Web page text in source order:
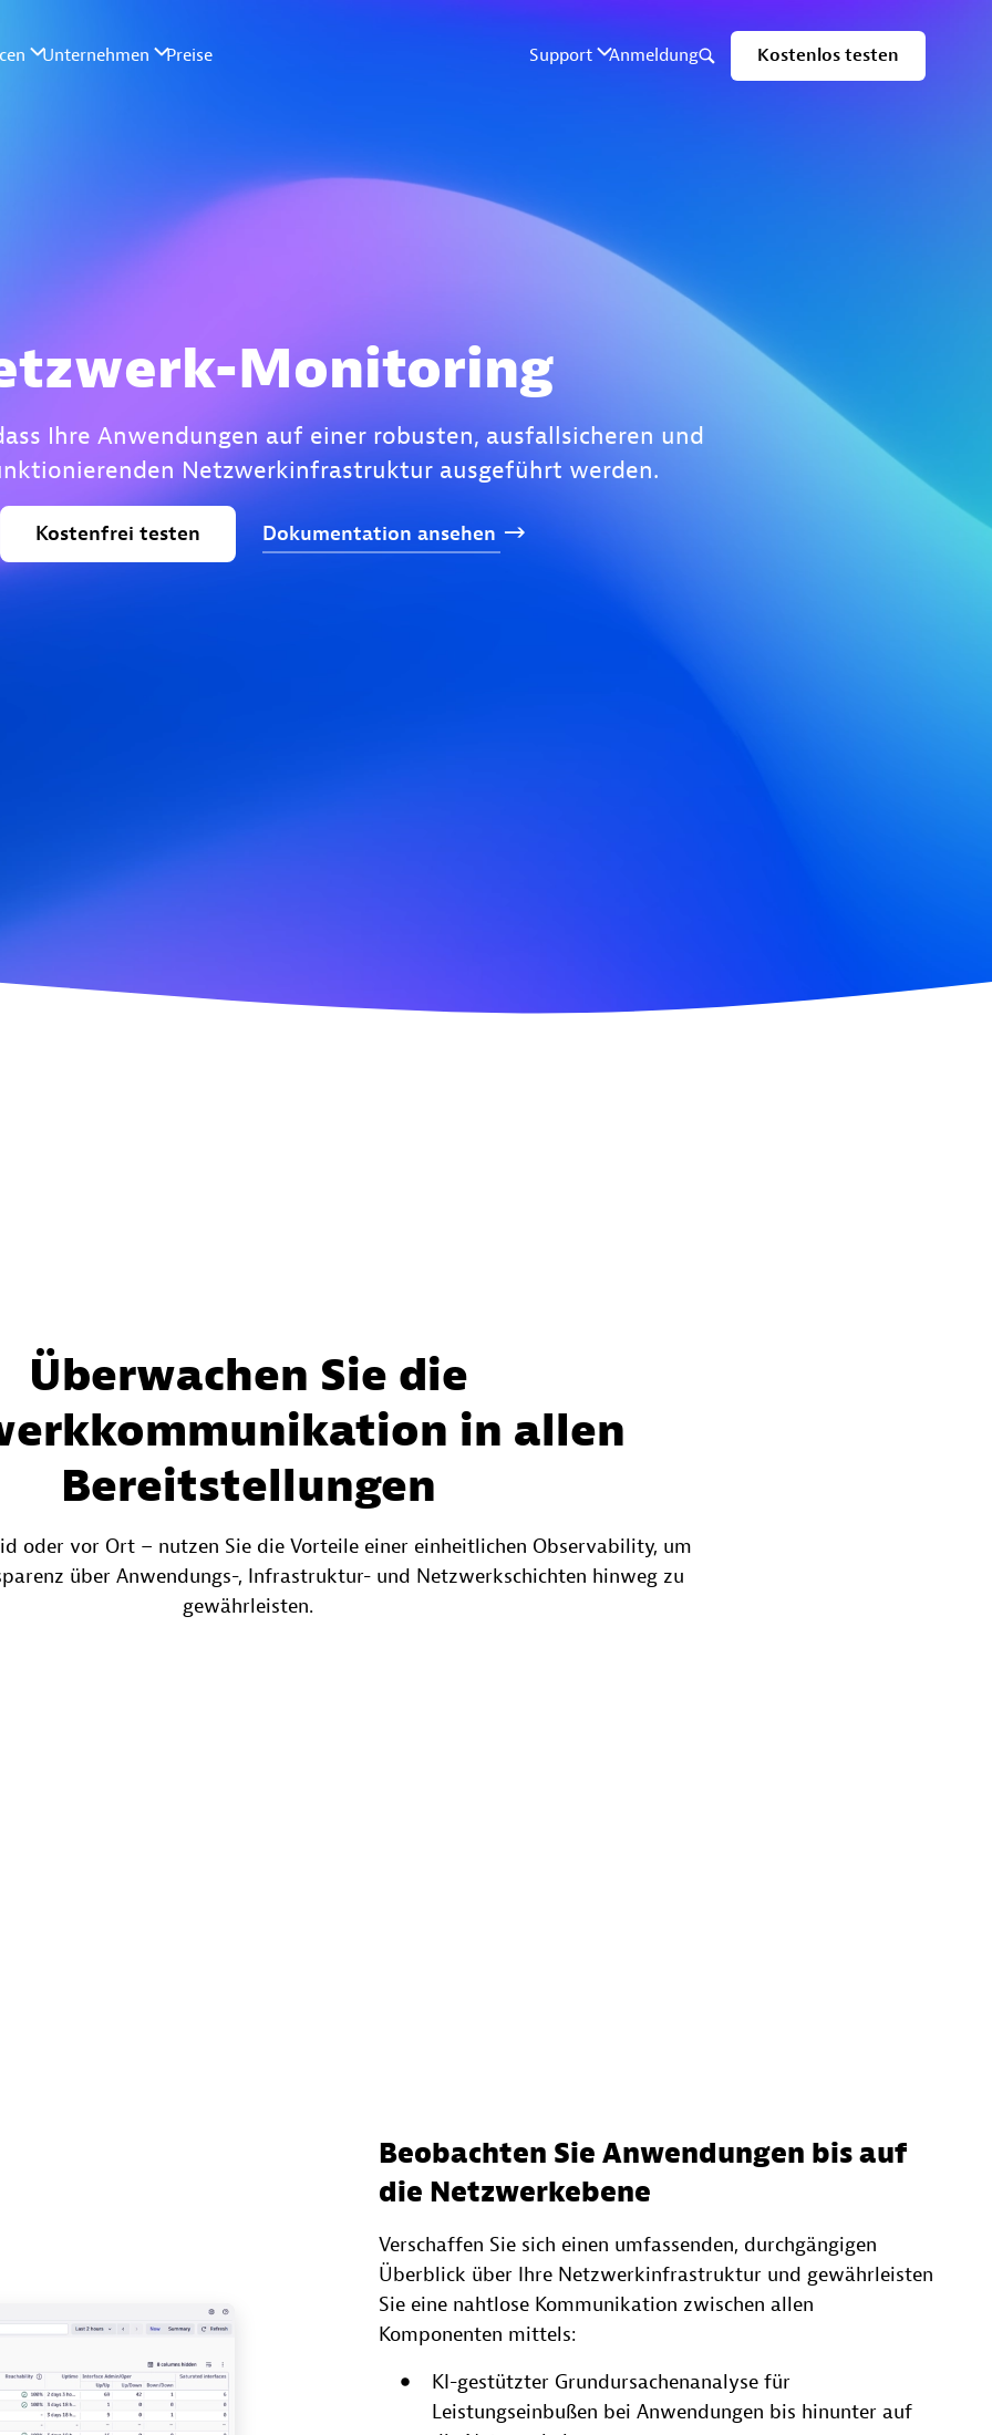
Monitoring
Ihre Anwendungen auf einer robusten, ausfallsicheren und
Netzwerkinfrastruktur ausgeführt werden.
Kostenfrei testen Dokumentation ansehen
Überwachen Sie die
in allen
Bereitstellungen
oder vor Ort – nutzen Sie die Vorteile einer einheitlichen Observability, um
über Anwendungs-, Infrastruktur- und Netzwerkschichten hinweg zu
gewährleisten.
Beobachten Sie Anwendungen bis auf
die Netzwerkebene
Verschaffen Sie sich einen umfassenden, durchgängigen
Überblick über Ihre Netzwerkinfrastruktur und gewährleisten
Sie eine nahtlose Kommunikation zwischen allen
Komponenten mittels:
KI-gestützter Grundursachenanalyse für
Leistungseinbußen bei Anwendungen bis hinunter auf